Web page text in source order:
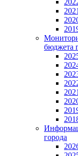
бюджета
города